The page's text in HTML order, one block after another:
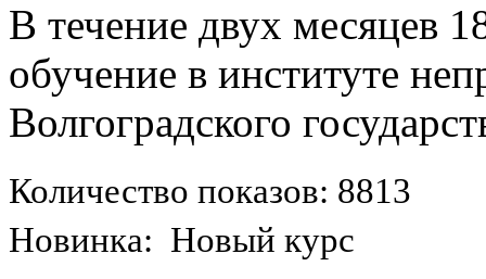
В течение двух месяцев
обучение в институте
Волгоградского
Количество показов: 8813
Новинка: Новый курс